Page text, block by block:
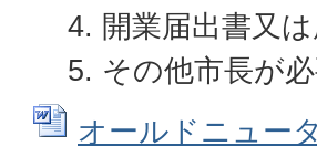
開業届出書又
その他市長が
オールドニュー